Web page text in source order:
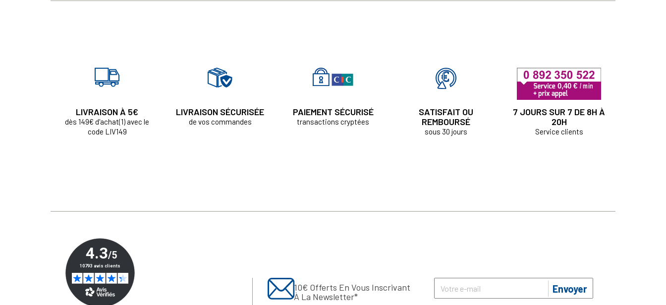
LIVRAISON À 5€
dès 149€ d'achat(1) avec le
code LIV149
LIVRAISON SÉCURISÉE
de vos commandes
PAIEMENT SÉCURISÉ
transactions cryptées
SATISFAIT OU
REMBOURSÉ
sous 30 jours
7 JOURS SUR 7 DE 8H À
20H
Service clients
10€ Offerts En Vous Inscrivant
À La Newsletter*
Envoyer